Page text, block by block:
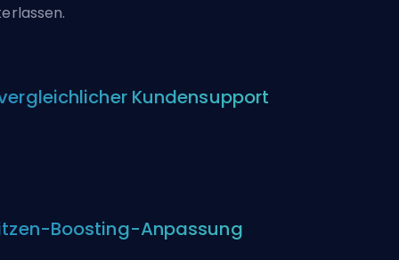
Kundensupport
Boosting-Anpassung